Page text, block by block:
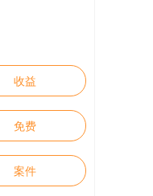
收益
免费
案件